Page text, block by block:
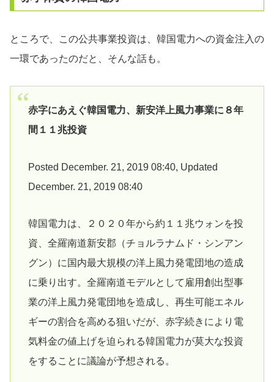
ところで、この公共事業投資は、韓国電力への資金注入の
一環であったのだと、そんな話も。
赤字にあえぐ韓国電力、新安洋上風力事業に８年
間１１兆投資
Posted December. 21, 2019 08:40, Updated
December. 21, 2019 08:40
韓国電力は、２０２０年から約１１兆ウォンを投
資、全羅南道新安郡（チョルラナムド・シンアン
グン）に国内最大規模の洋上風力発電団地の造成
に乗り出す。全羅南道モデルとして雇用創出型事
業の洋上風力発電団地を造成し、再生可能エネル
ギーの割合を高める狙いだが、赤字続きにより電
気料金の値上げを迫られる韓国電力が莫大な投資
をすることに議論が予想される。